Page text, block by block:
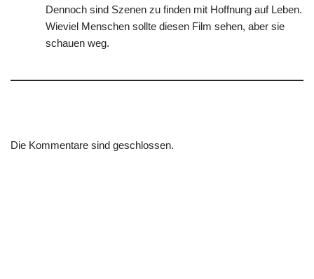
Dennoch sind Szenen zu finden mit Hoffnung auf Leben.
Wieviel Menschen sollte diesen Film sehen, aber sie
schauen weg.
Die Kommentare sind geschlossen.